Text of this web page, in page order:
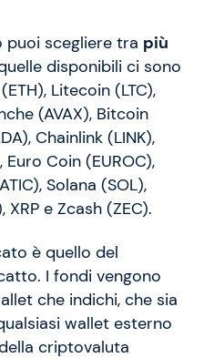
scegliere tra più
disponibili ci sono
Litecoin (LTC),
(AVAX), Bitcoin
Chainlink (LINK),
Coin (EUROC),
Solana (SOL),
XRP e Zcash (ZEC).
è quello del
I fondi vengono
che indichi, che sia
wallet esterno
criptovaluta